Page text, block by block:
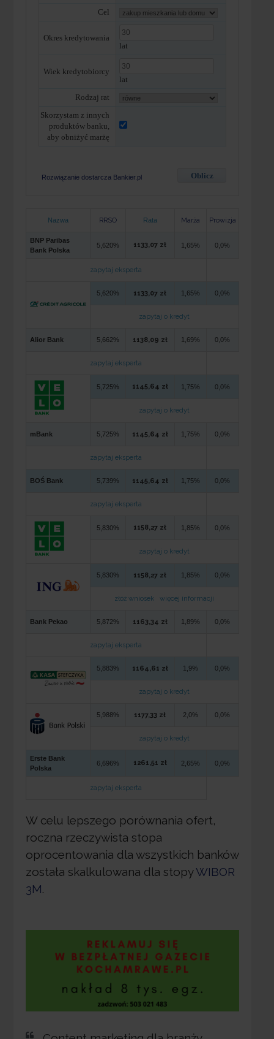
Cel
Okres kredytowania
lat
Wiek kredytobiorcy
lat
Rodzaj rat
Skorzystam z innych
produktów banku,
aby obniżyć marżę
Rozwiązanie dostarcza Bankier.pl
Nazwa RRSO Rata Marża Prowizja
BNP Paribas
Bank Polska
5,620% 1133,07 zł 1,65% 0,0%
zapytaj eksperta
5,620% 1133,07 zł 1,65% 0,0%
zapytaj o kredyt
Alior Bank 5,662% 1138,09 zł 1,69% 0,0%
zapytaj eksperta
5,725% 1145,64 zł 1,75% 0,0%
zapytaj o kredyt
mBank 5,725% 1145,64 zł 1,75% 0,0%
zapytaj eksperta
BOŚ Bank 5,739% 1145,64 zł 1,75% 0,0%
zapytaj eksperta
5,830% 1158,27 zł 1,85% 0,0%
zapytaj o kredyt
5,830% 1158,27 zł 1,85% 0,0%
złóż wniosek więcej informacji
Bank Pekao 5,872% 1163,34 zł 1,89% 0,0%
zapytaj eksperta
5,883% 1164,61 zł 1,9% 0,0%
zapytaj o kredyt
5,988% 1177,33 zł 2,0% 0,0%
zapytaj o kredyt
Erste Bank
Polska
6,696% 1261,51 zł 2,65% 0,0%
zapytaj eksperta
W celu lepszego porównania ofert,
roczna rzeczywista stopa
oprocentowania dla wszystkich banków
została skalkulowana dla stopyWIBOR
3M.